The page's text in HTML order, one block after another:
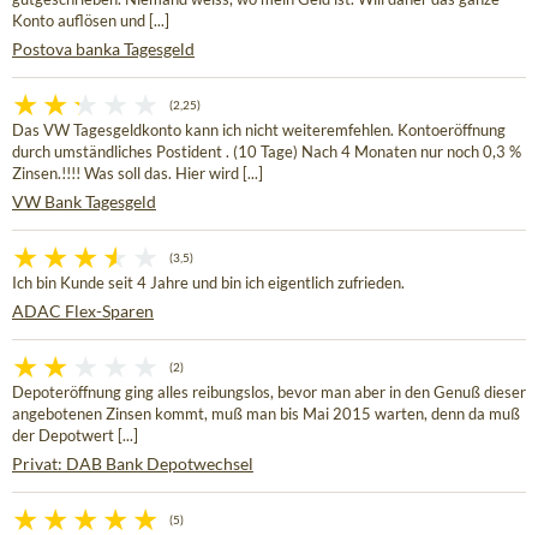
Konto auflösen und [...]
Postova banka Tagesgeld
(2,25)
Das VW Tagesgeldkonto kann ich nicht weiteremfehlen. Kontoeröffnung
durch umständliches Postident . (10 Tage) Nach 4 Monaten nur noch 0,3 %
Zinsen.!!!! Was soll das. Hier wird [...]
VW Bank Tagesgeld
(3,5)
Ich bin Kunde seit 4 Jahre und bin ich eigentlich zufrieden.
ADAC Flex-Sparen
(2)
Depoteröffnung ging alles reibungslos, bevor man aber in den Genuß dieser
angebotenen Zinsen kommt, muß man bis Mai 2015 warten, denn da muß
der Depotwert [...]
Privat: DAB Bank Depotwechsel
(5)